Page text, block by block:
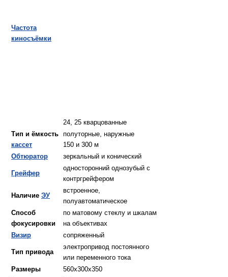
Частота
киносъёмки
24, 25 кварцованные
Тип и ёмкость
кассет
полуторные, наружные
150 и 300 м
Обтюратор
зеркальный и конический
Грейфер
односторонний однозубый с
контргрейфером
Наличие ЭУ
встроенное,
полуавтоматическое
Способ
фокусировки
по матовому стеклу и шкалам
на объективах
Визир
сопряженный
Тип привода
электропривод постоянного
или переменного тока
Размеры
560х300х350